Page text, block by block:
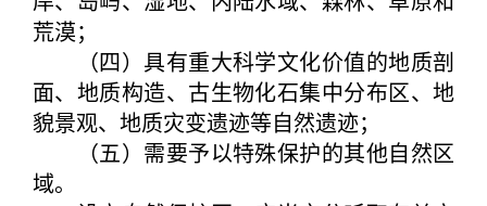
荒漠；
（四）具有重大科学文化价值的地质剖
面、地质构造、古生物化石集中分布区、地
貌景观、地质灾变遗迹等自然遗迹；
（五）需要予以特殊保护的其他自然区
域。